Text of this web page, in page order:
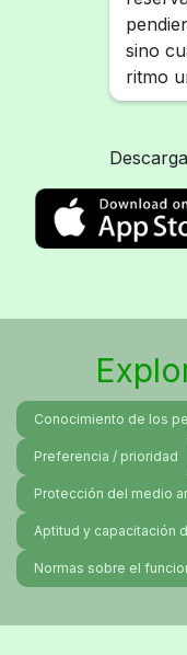
sino
ritmo
Conocimiento de los
Preferencia / prioridad
Protección del medio
Aptitud y capacitación
Normas sobre el